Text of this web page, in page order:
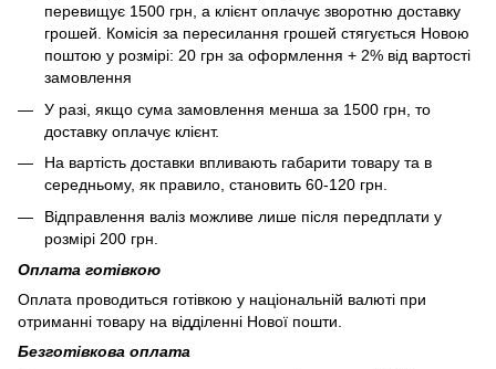
перевищує 1500 грн, а клієнт оплачує зворотню доставку
грошей. Комісія за пересилання грошей стягується Новою
поштою у розмірі: 20 грн за оформлення + 2% від вартості
замовлення
У разі, якщо сума замовлення менша за 1500 грн, то
доставку оплачує клієнт.
На вартість доставки впливають габарити товару та в
середньому, як правило, становить 60-120 грн.
Відправлення валіз можливе лише після передплати у
розмірі 200 грн.
Оплата готівкою
Оплата проводиться готівкою у національній валюті при
отриманні товару на відділенні Нової пошти.
Безготівкова оплата